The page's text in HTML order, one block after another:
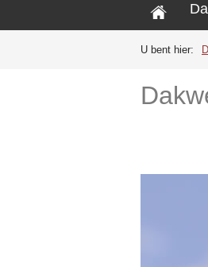
U bent hier: